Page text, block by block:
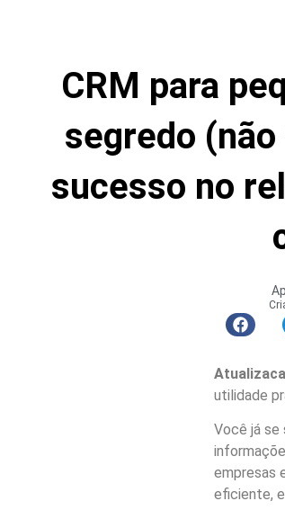
CRM para
segredo
sucesso no
utilidade
Você já se
empresas
eficiente,